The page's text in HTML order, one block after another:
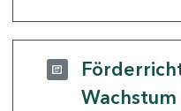
Wachstum